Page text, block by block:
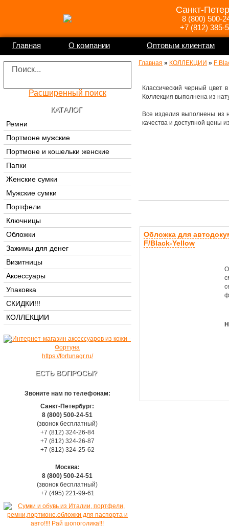
Санкт-
8 (800) 500-
+7 (812) 385-
Главная О компании Оптовым клиентам
Расширенный поиск
КАТАЛОГ
Ремни
Портмоне мужские
Портмоне и кошельки женские
Папки
Женские сумки
Мужские сумки
Портфели
Ключницы
Обложки
Зажимы для денег
Визитницы
Аксессуары
Упаковка
СКИДКИ!!!
КОЛЛЕКЦИИ
https://fortunagr.ru/
ЕСТЬ ВОПРОСЫ?
Звоните нам по телефонам:
Санкт-Петербург:
8 (800) 500-24-51
(звонок бесплатный)
+7 (812) 324-26-84
+7 (812) 324-26-87
+7 (812) 324-25-62
Москва:
8 (800) 500-24-51
(звонок бесплатный)
+7 (495) 221-99-61
Главная » КОЛЛЕКЦИИ » F
Классический черный цвет
Коллекция выполнена из
Все изделия выполнены из
качества и доступной цены
Обложка для
F/Black-Yellow